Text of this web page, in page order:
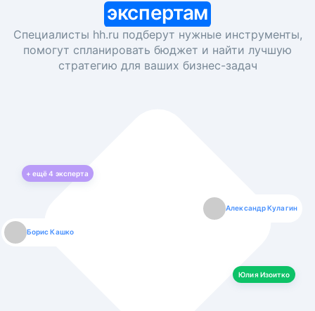
экспертам
Специалисты hh.ru подберут нужные инструменты,
помогут спланировать бюджет и найти лучшую
стратегию для ваших бизнес-задач
+ ещё4 эксперта
Борис Кашко
Александр Кулагин
Юлия Изоитко
Юлия Изоитко
Даниил Макаров
Александр Кулагин
Екатерина Лазаренко
Даниил Макаров
Борис Кашко
Екатерина Лазаренко
Юлия Изоитко